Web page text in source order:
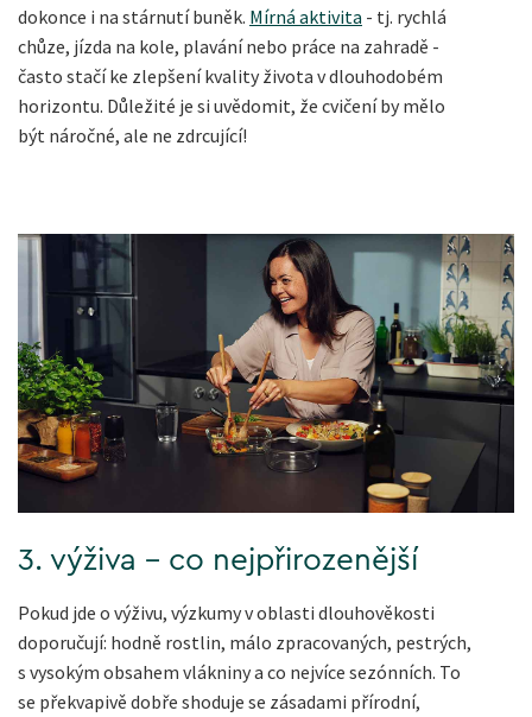
dokonce i na stárnutí buněk. Mírná aktivita - tj. rychlá
chůze, jízda na kole, plavání nebo práce na zahradě -
často stačí ke zlepšení kvality života v dlouhodobém
horizontu. Důležité je si uvědomit, že cvičení by mělo
být náročné, ale ne zdrcující!
3. výživa - co nejpřirozenější
Pokud jde o výživu, výzkumy v oblasti dlouhověkosti
doporučují: hodně rostlin, málo zpracovaných, pestrých,
s vysokým obsahem vlákniny a co nejvíce sezónních. To
se překvapivě dobře shoduje se zásadami přírodní,